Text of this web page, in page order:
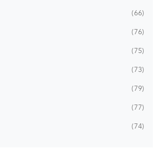
66
76
75
73
79
77
74